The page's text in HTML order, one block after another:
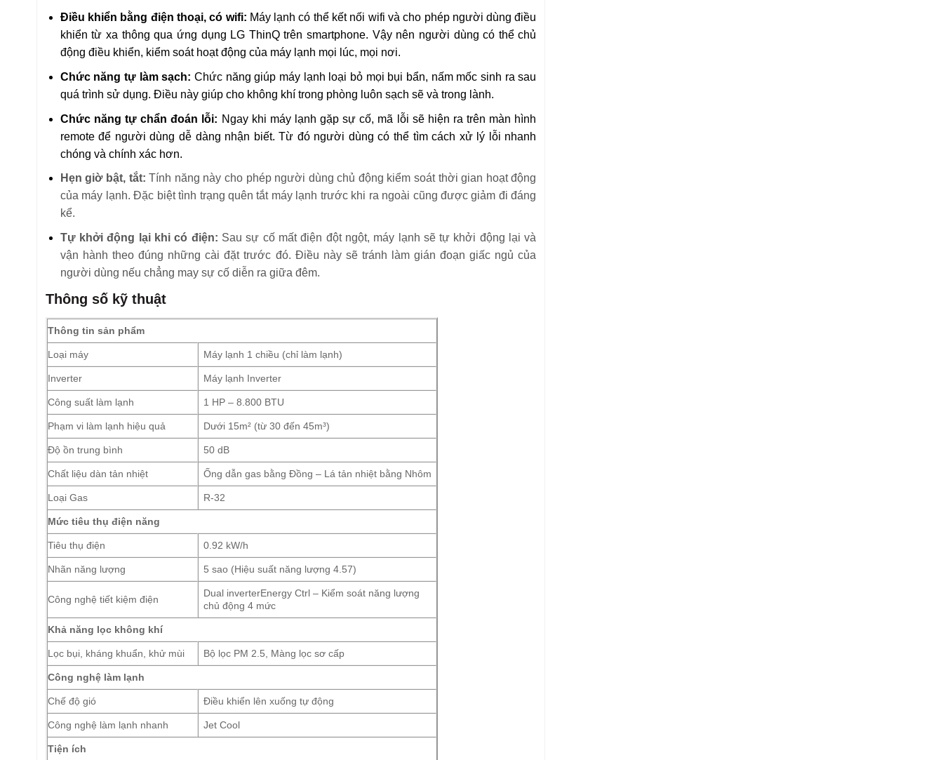
Điều khiển bằng điện thoại, có wifi: Máy lạnh có thể kết nối wifi và cho phép người dùng điều
khiển từ xa thông qua ứng dụng LG ThinQ trên smartphone. Vậy nên người dùng có thể chủ
động điều khiển, kiểm soát hoạt động của máy lạnh mọi lúc, mọi nơi.
Chức năng tự làm sạch: Chức năng giúp máy lạnh loại bỏ mọi bụi bẩn, nấm mốc sinh ra sau
quá trình sử dụng. Điều này giúp cho không khí trong phòng luôn sạch sẽ và trong lành.
Chức năng tự chẩn đoán lỗi: Ngay khi máy lạnh gặp sự cố, mã lỗi sẽ hiện ra trên màn hình
remote để người dùng dễ dàng nhận biết. Từ đó người dùng có thể tìm cách xử lý lỗi nhanh
chóng và chính xác hơn.
Hẹn giờ bật, tắt: Tính năng này cho phép người dùng chủ động kiểm soát thời gian hoạt động
của máy lạnh. Đặc biệt tình trạng quên tắt máy lạnh trước khi ra ngoài cũng được giảm đi đáng
kể.
Tự khởi động lại khi có điện: Sau sự cố mất điện đột ngột, máy lạnh sẽ tự khởi động lại và
vận hành theo đúng những cài đặt trước đó. Điều này sẽ tránh làm gián đoạn giấc ngủ của
người dùng nếu chẳng may sự cố diễn ra giữa đêm.
Thông số kỹ thuật
Thông tin sản phẩm
Loại máy Máy lạnh 1 chiều (chỉ làm lạnh)
Inverter Máy lạnh Inverter
Công suất làm lạnh 1 HP – 8.800 BTU
Phạm vi làm lạnh hiệu quả Dưới 15m² (từ 30 đến 45m³)
Độ ồn trung bình 50 dB
Chất liệu dàn tản nhiệt Ống dẫn gas bằng Đồng – Lá tản nhiệt bằng Nhôm
Loại Gas R-32
Mức tiêu thụ điện năng
Tiêu thụ điện 0.92 kW/h
Nhãn năng lượng 5 sao (Hiệu suất năng lượng 4.57)
Công nghệ tiết kiệm điện
Dual inverterEnergy Ctrl – Kiểm soát năng lượng
chủ động 4 mức
Khả năng lọc không khí
Lọc bụi, kháng khuẩn, khử mùi Bộ lọc PM 2.5, Màng lọc sơ cấp
Công nghệ làm lạnh
Chế độ gió Điều khiển lên xuống tự động
Công nghệ làm lạnh nhanh Jet Cool
Tiện ích